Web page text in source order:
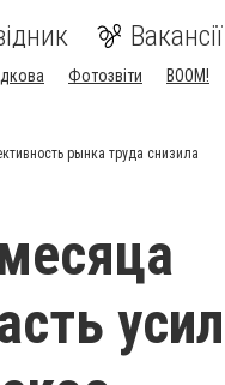
Вакансії
Фотозвіти BOOM!
рынка труда снизила